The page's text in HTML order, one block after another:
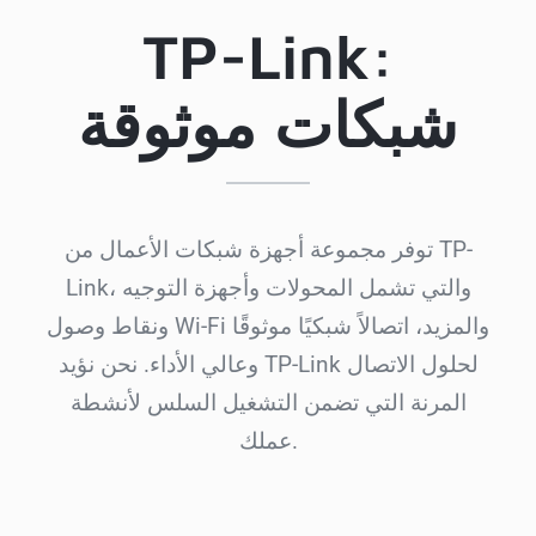
TP-Link:
شبكات موثوقة
توفر مجموعة أجهزة شبكات الأعمال من TP-
Link، والتي تشمل المحولات وأجهزة التوجيه
ونقاط وصول Wi-Fi والمزيد، اتصالاً شبكيًا موثوقًا
وعالي الأداء. نحن نؤيد TP-Link لحلول الاتصال
المرنة التي تضمن التشغيل السلس لأنشطة
عملك.